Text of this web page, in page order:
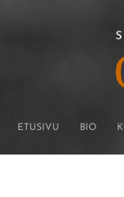
ETUSIVU BIO